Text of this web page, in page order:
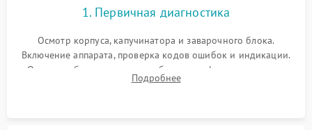
1. Первичная диагностика
Осмотр корпуса, капучинатора и заварочного блока.
Включение аппарата, проверка кодов ошибок и индикации.
Оценка работы помпы, термоблока и кофемолки на слух.
Измерение температуры и давления воды для выявления
Подробнее